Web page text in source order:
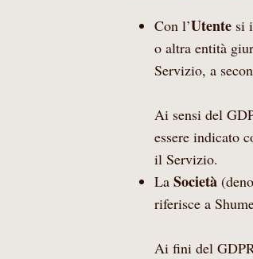
Con l’Utentesi
o altra entità
Servizio, a
Ai sensi del
essere indicato
il Servizio.
La Società
riferisce a
Ai fini del